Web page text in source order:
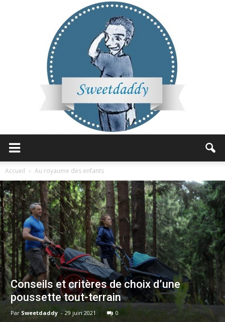
Accueil Au royaume des enfants
Conseils et critères de choix d’une
poussette tout-terrain
Par Sweetdaddy - 29 juin 2021 0